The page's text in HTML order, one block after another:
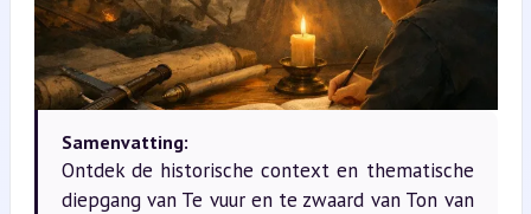
Samenvatting:
Ontdek de historische context en thematische
diepgang van Te vuur en te zwaard van Ton van